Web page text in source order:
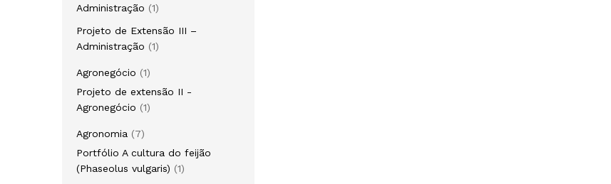
Administração
11
Projeto de Extensão III –
Administração
11
Agronegócio
11
produto
Projeto de extensão II -
Agronegócio
11
Agronomia
77
produtos
Portfólio A cultura do feijão
(Phaseolus vulgaris)
11